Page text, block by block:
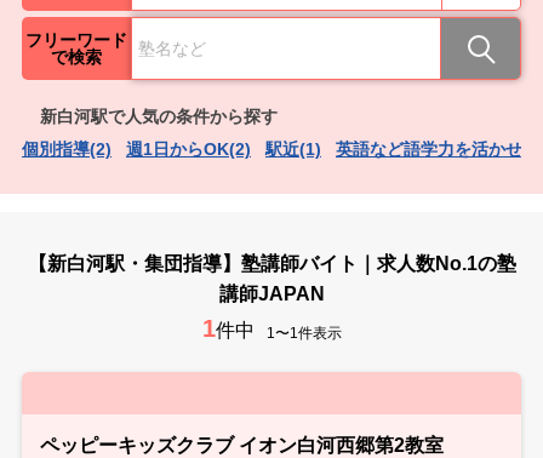
フリーワード
で検索
新白河駅で人気の条件から探す
個別指導(2)
週1日からOK(2) 駅近(1) 英語など語学力を活かせ
【新白河駅・集団指導】塾講師バイト｜求人数No.1の塾
講師JAPAN
1件中 1〜1件表示
ペッピーキッズクラブ イオン白河西郷第2教室